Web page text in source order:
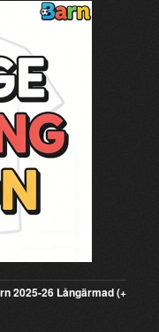
2025-26 Långärmad (+